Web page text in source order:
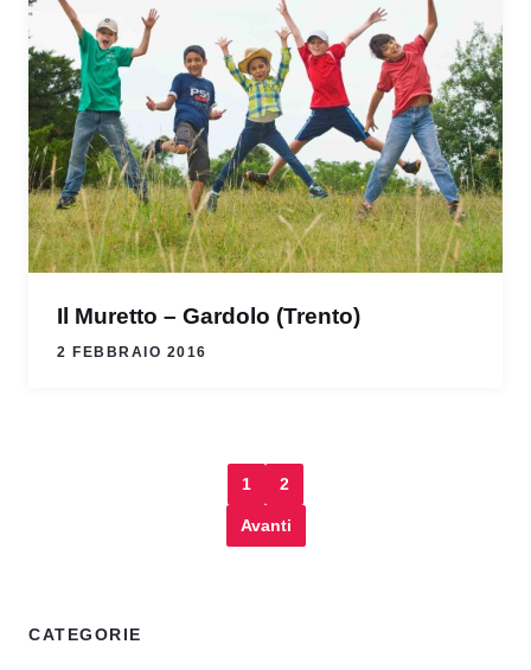
Il Muretto – Gardolo (Trento)
2 FEBBRAIO 2016
1 2
Avanti
CATEGORIE